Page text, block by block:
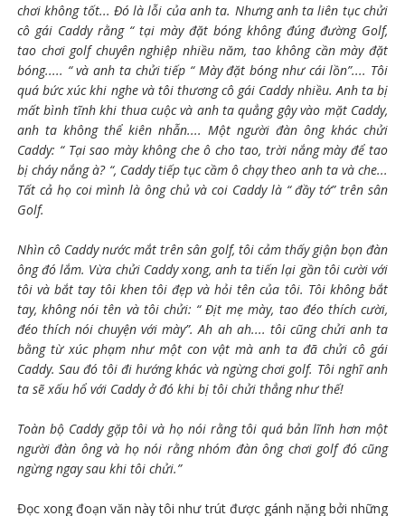
chơi không tốt... Đó là lỗi của anh ta. Nhưng anh ta liên tục chửi
cô gái Caddy rằng “ tại mày đặt bóng không đúng đường Golf,
tao chơi golf chuyên nghiệp nhiều năm, tao không cần mày đặt
bóng..... “ và anh ta chửi tiếp “ Mày đặt bóng như cái lồn”.... Tôi
quá bức xúc khi nghe và tôi thương cô gái Caddy nhiều. Anh ta bị
mất bình tĩnh khi thua cuộc và anh ta quẳng gậy vào mặt Caddy,
anh ta không thể kiên nhẫn.... Một người đàn ông khác chửi
Caddy: “ Tại sao mày không che ô cho tao, trời nắng mày để tao
bị cháy nắng à? “, Caddy tiếp tục cầm ô chạy theo anh ta và che...
Tất cả họ coi mình là ông chủ và coi Caddy là “ đầy tớ” trên sân
Golf.
Nhìn cô Caddy nước mắt trên sân golf, tôi cảm thấy giận bọn đàn
ông đó lắm. Vừa chửi Caddy xong, anh ta tiến lại gần tôi cười với
tôi và bắt tay tôi khen tôi đẹp và hỏi tên của tôi. Tôi không bắt
tay, không nói tên và tôi chửi: “ Địt mẹ mày, tao đéo thích cười,
đéo thích nói chuyện với mày”. Ah ah ah.... tôi cũng chửi anh ta
bằng từ xúc phạm như một con vật mà anh ta đã chửi cô gái
Caddy. Sau đó tôi đi hướng khác và ngừng chơi golf. Tôi nghĩ anh
ta sẽ xấu hổ với Caddy ở đó khi bị tôi chửi thẳng như thế!
Toàn bộ Caddy gặp tôi và họ nói rằng tôi quá bản lĩnh hơn một
người đàn ông và họ nói rằng nhóm đàn ông chơi golf đó cũng
ngừng ngay sau khi tôi chửi.”
Đọc xong đoạn văn này tôi như trút được gánh nặng bởi những